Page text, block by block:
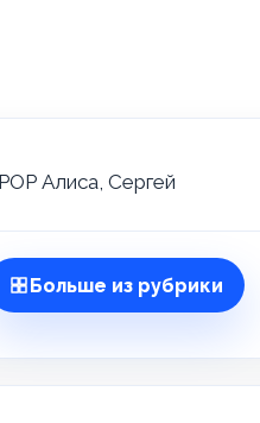
Алиса, Сергей
Больше из рубрики